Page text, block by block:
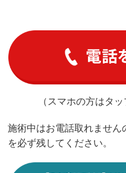
（スマホの方はタ
施術中はお電話取れません
を必ず残してください。